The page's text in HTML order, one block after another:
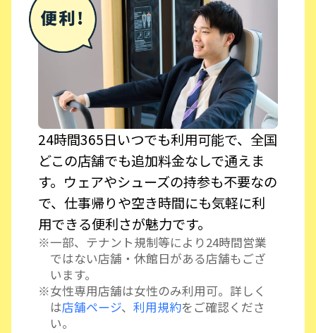
24時間365日いつでも利用可能で、全国
どこの店舗でも追加料金なしで通えま
す。ウェアやシューズの持参も不要なの
で、仕事帰りや空き時間にも気軽に利
用できる便利さが魅力です。
一部、テナント規制等により24時間営業
ではない店舗・休館日がある店舗もござ
います。
女性専用店舗は女性のみ利用可。詳しく
は店舗ページ、 利用規約をご確認くださ
い。